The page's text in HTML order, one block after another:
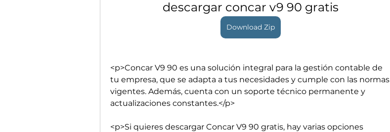
descargar concar v9 90 gratis
Download Zip
<p>Concar V9 90 es una solución integral para la gestión contable de
tu empresa, que se adapta a tus necesidades y cumple con las normas
vigentes. Además, cuenta con un soporte técnico permanente y
actualizaciones constantes.</p>
<p>Si quieres descargar Concar V9 90 gratis, hay varias opciones